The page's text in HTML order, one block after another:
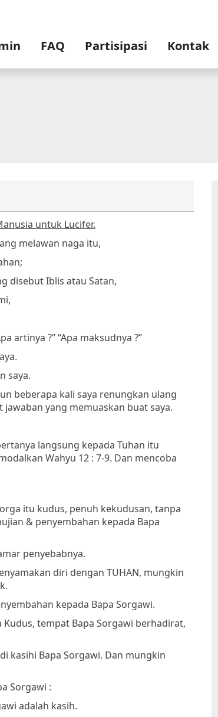
FAQ Partisipasi Kontak
untuk Lucifer.
melawan naga itu,
disebut Iblis atau Satan,
artinya ?”“Apa maksudnya ?”
saya.
beberapa kali saya renungkan ulang
yang memuaskan buat saya.
langsung kepada Tuhan itu
Wahyu 12 : 7-9. Dan mencoba
itu kudus, penuh kekudusan, tanpa
& penyembahan kepada Bapa
penyebabnya.
diri dengan TUHAN, mungkin
kepada Bapa Sorgawi.
tempat Bapa Sorgawi berhadirat,
kasihi Bapa Sorgawi. Dan mungkin
Sorgawi :
adalah kasih.